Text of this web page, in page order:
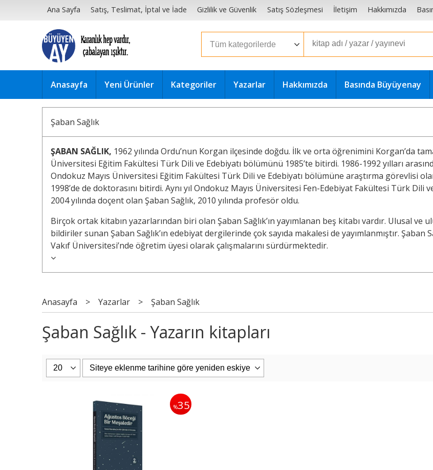
Ana Sayfa Satış, Teslimat, İptal ve İade Gizlilik ve Güvenlik Satış Sözleşmesi İletişim Hakkımızda
Anasayfa Yeni Ürünler Kategoriler Yazarlar Hakkımızda Basında Büyüyenay
Şaban Sağlık
ŞABAN SAĞLIK, 1962 yılında Ordu’nun Korgan ilçesinde doğdu. İlk ve orta öğrenimini Korgan’da
Üniversitesi Eğitim Fakültesi Türk Dili ve Edebiyatı bölümünü 1985’te bitirdi. 1986-1992 yılları
Ondokuz Mayıs Üniversitesi Eğitim Fakültesi Türk Dili ve Edebiyatı bölümüne araştırma görevlisi
1998’de de doktorasını bitirdi. Aynı yıl Ondokuz Mayıs Üniversitesi Fen-Edebiyat Fakültesi Türk
2004 yılında doçent olan Şaban Sağlık, 2010 yılında profesör oldu.
Birçok ortak kitabın yazarlarından biri olan Şaban Sağlık’ın yayımlanan beş kitabı vardır. Ulusal ve
bildiriler sunan Şaban Sağlık’ın edebiyat dergilerinde çok sayıda makalesi de yayımlanmıştır.
Vakıf Üniversitesi’nde öğretim üyesi olarak çalışmalarını sürdürmektedir.
Anasayfa > Yazarlar > Şaban Sağlık
Şaban Sağlık - Yazarın kitapları
%35